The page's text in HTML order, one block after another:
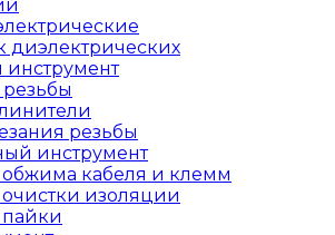
диэлектрических
инструмент
резьбы
инструмент
кабеля и клемм
изоляции